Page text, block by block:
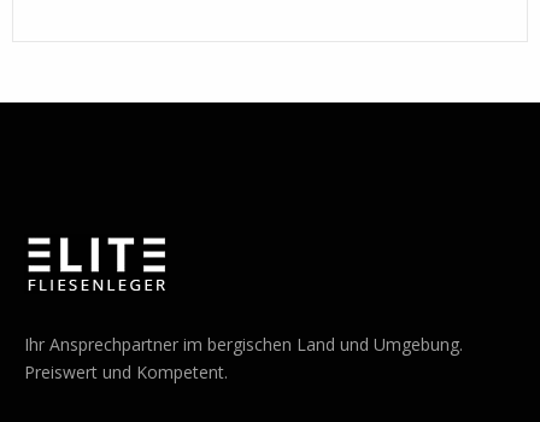
Ihr Ansprechpartner im bergischen Land und Umgebung.
Preiswert und Kompetent.